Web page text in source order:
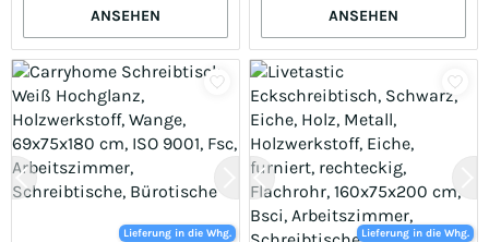
ANSEHEN
Stauraum, Arbeitszimmer,
ANSEHEN
Lieferung in die Whg.
Lieferung in die Whg.